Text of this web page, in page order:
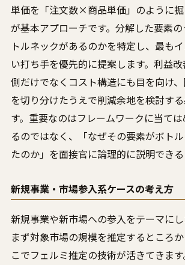
単価を「注文数×商品単価」のように
が基本アプローチです。分解した要素
トルネックがあるのかを特定し、最も
い打ち手を優先的に提案します。利益
側だけでなくコスト構造にも目を向け
を切り分けたうえで削減余地を検討す
す。重要なのはフレームワークに当て
るのではなく、「なぜその要素がボト
たのか」を面接官に論理的に説明できる
新規事業・市場参入系ケースの考え方
新規事業や新市場への参入をテーマにし
まず対象市場の規模を推定するところ
こでフェルミ推定の技術が活きてきま